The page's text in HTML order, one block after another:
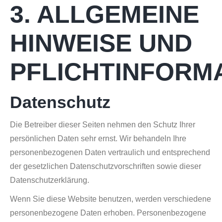
3. ALLGEMEINE
HINWEISE UND
Datenschutz
Die Betreiber dieser Seiten nehmen den Schutz Ihrer
persönlichen Daten sehr ernst. Wir behandeln Ihre
personenbezogenen Daten vertraulich und entsprechend
der gesetzlichen Datenschutzvorschriften sowie dieser
Datenschutzerklärung.
Wenn Sie diese Website benutzen, werden verschiedene
personenbezogene Daten erhoben. Personenbezogene